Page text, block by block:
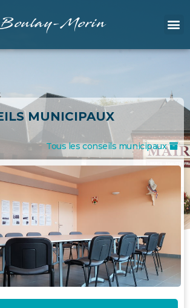
Morin
MUNICIPAUX
Tous les conseils municipaux